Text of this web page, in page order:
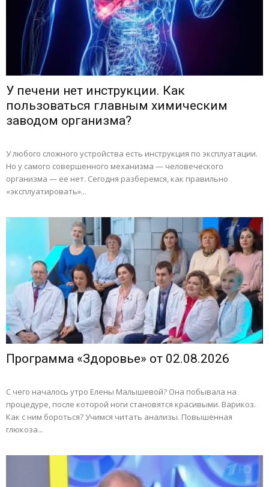
У печени нет инструкции. Как
пользоваться главным химическим
заводом организма?
У любого сложного устройства есть инструкция по эксплуатации.
Но у самого совершенного механизма — человеческого
организма — ее нет. Сегодня разберемся, как правильно
«эксплуатировать»...
Программа «Здоровье» от 02.08.2026
С чего началось утро Елены Малышевой? Она побывала на
процедуре, после которой ноги становятся красивыми. Варикоз.
Как с ним бороться? Учимся читать анализы. Повышенная
глюкоза...